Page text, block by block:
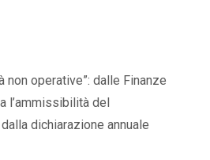
non operative”: dalle Finanze
l’ammissibilità del
dichiarazione annuale